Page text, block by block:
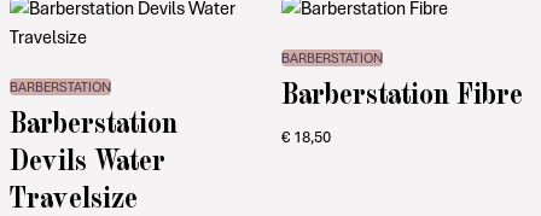
BARBERSTATION
Barberstation
Devils Water
Travelsize
BARBERSTATION
Barberstation Fibre
€18,50